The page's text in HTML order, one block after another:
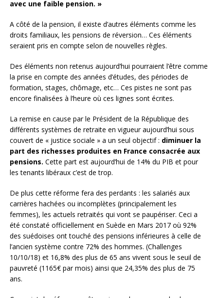
avec une faible pension. »
A côté de la pension, il existe d’autres éléments comme les
droits familiaux, les pensions de réversion… Ces éléments
seraient pris en compte selon de nouvelles règles.
Des éléments non retenus aujourd’hui pourraient l’être comme
la prise en compte des années d’études, des périodes de
formation, stages, chômage, etc… Ces pistes ne sont pas
encore finalisées à l’heure où ces lignes sont écrites.
La remise en cause par le Président de la République des
différents systèmes de retraite en vigueur aujourd’hui sous
couvert de « justice sociale » a un seul objectif : diminuer la
part des richesses produites en France consacrée aux
pensions. Cette part est aujourd’hui de 14% du PIB et pour
les tenants libéraux c’est de trop.
De plus cette réforme fera des perdants : les salariés aux
carrières hachées ou incomplètes (principalement les
femmes), les actuels retraités qui vont se paupériser. Ceci a
été constaté officiellement en Suède en Mars 2017 où 92%
des suédoises ont touché des pensions inférieures à celle de
l’ancien système contre 72% des hommes. (Challenges
10/10/18) et 16,8% des plus de 65 ans vivent sous le seuil de
pauvreté (1165€ par mois) ainsi que 24,35% des plus de 75
ans.